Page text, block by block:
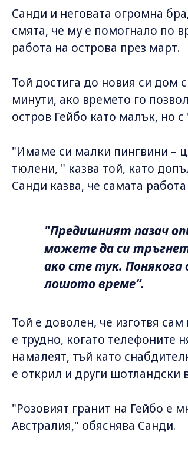
Санди и неговата огромна
смята, че му е помогнало по
работа на острова през март.
Той достига до новия си дом
минути, ако времето го
остров Гейбо като малък, но
"Имаме си малки пингвини –
тюлени, " казва той, като
Санди казва, че самата
"Предишният пазач
можете да си
ако сте тук. Понякога
лошото време“.
Той е доволен, че изготвя
е трудно, когато телефоните
намалеят, тъй като
е открил и други шотландски
"Розовият гранит на Гейбо е
Австралия," обяснява Санди.